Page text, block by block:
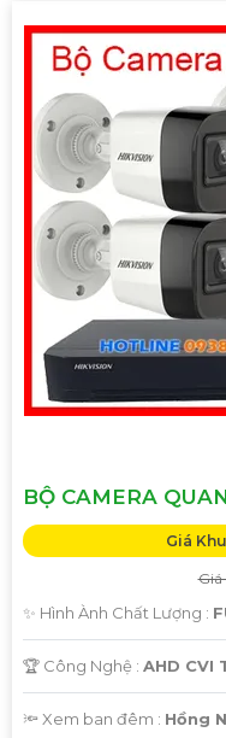
BỘ CAMERA
Giá
✨ Hình Ành Chất Lượng :
🏆 Công Nghệ : AHD CVI
🔦 Xem ban đêm : Hồng